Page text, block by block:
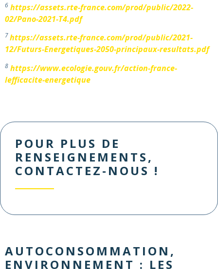
6 https://assets.rte-france.com/prod/public/2022-
02/Pano-2021-T4.pdf
7https://assets.rte-france.com/prod/public/2021-
12/Futurs-Energetiques-2050-principaux-resultats.pdf
8 https://www.ecologie.gouv.fr/action-france-
lefficacite-energetique
POUR PLUS DE
RENSEIGNEMENTS,
CONTACTEZ-NOUS !
AUTOCONSOMMATION ,
ENVIRONNEMENT : LES